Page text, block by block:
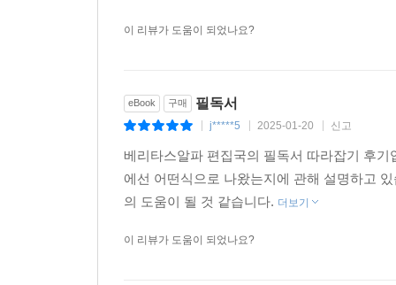
이 리뷰가 도움이 되었나요?
eBook 구매 필독서
j*****5 2025-01-20 신고
베리타스알파 편집국의 필독서 따라잡기 후
에선 어떤식으로 나왔는지에 관해 설명하고
의 도움이 될 것 같습니다. 더보기
이 리뷰가 도움이 되었나요?